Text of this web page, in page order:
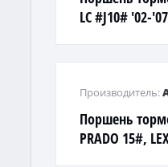
LC #J10# '02-'07
Поршень
PRADO 15#,
Производитель: